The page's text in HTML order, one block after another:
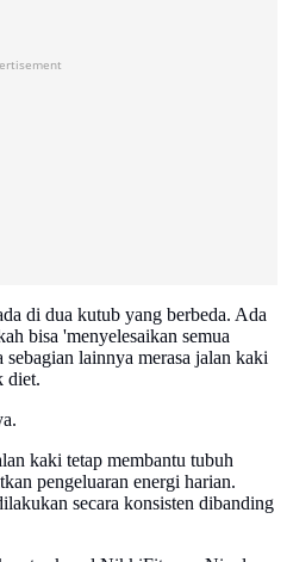
di dua kutub yang berbeda. Ada
bisa 'menyelesaikan semua
sebagian lainnya merasa jalan kaki
diet.
kaki tetap membantu tubuh
pengeluaran energi harian.
secara konsisten dibanding